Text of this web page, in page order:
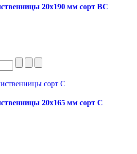
20х190 мм сорт BC
20х165 мм сорт С